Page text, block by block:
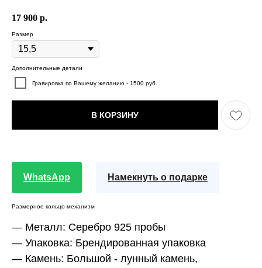
17 900 р.
Размер
Дополнительные детали
Гравировка по Вашему желанию - 1500 руб.
В КОРЗИНУ
WhatsApp Намекнуть о подарке
Размерное кольцо-механизм
— Металл: Серебро 925 пробы
— Упаковка: Брендированная упаковка
— Камень: Большой - лунный камень,